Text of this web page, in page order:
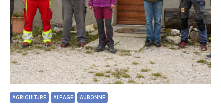
AGRICULTURE ALPAGE AUBONNE